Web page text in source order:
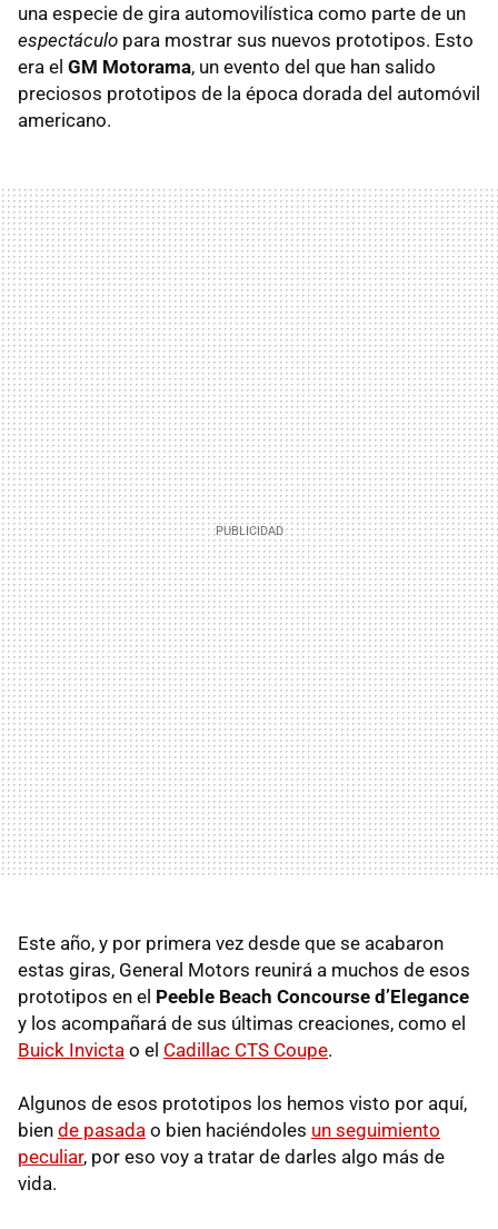
una especie de gira automovilística como parte de un
espectáculo para mostrar sus nuevos prototipos. Esto
era el GM Motorama, un evento del que han salido
preciosos prototipos de la época dorada del automóvil
americano.
Este año, y por primera vez desde que se acabaron
estas giras, General Motors reunirá a muchos de esos
prototipos en el Peeble Beach Concourse d’Elegance
y los acompañará de sus últimas creaciones, como el
Buick Invicta o el Cadillac CTS Coupe.
Algunos de esos prototipos los hemos visto por aquí,
bien de pasada o bien haciéndoles un seguimiento
peculiar, por eso voy a tratar de darles algo más de
vida.